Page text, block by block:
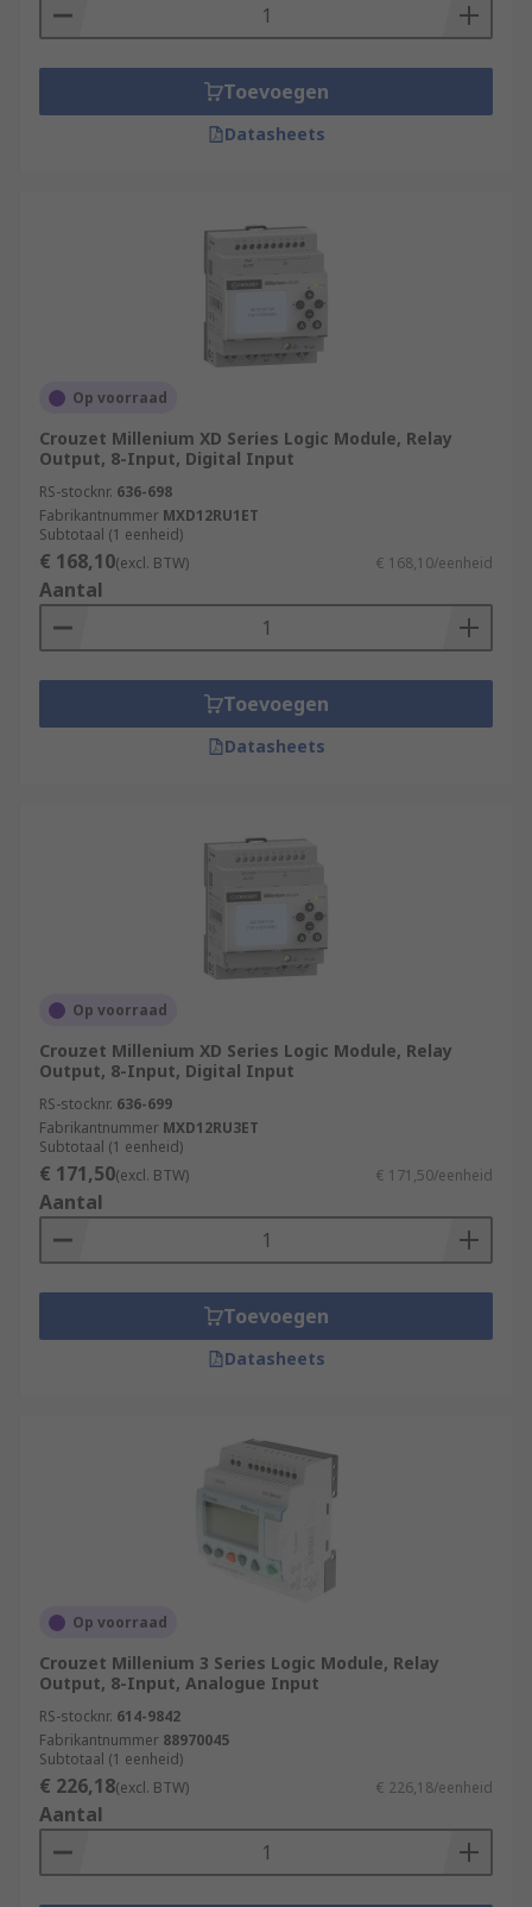
Toevoegen
Datasheets
Op voorraad
Crouzet Millenium XD Series Logic Module, Relay
Output, 8-Input, Digital Input
RS-stocknr. 636-698
Fabrikantnummer MXD12RU1ET
Subtotaal (1 eenheid)
€ 168,10(excl. BTW) € 168,10/eenheid
Aantal
Toevoegen
Datasheets
Op voorraad
Crouzet Millenium XD Series Logic Module, Relay
Output, 8-Input, Digital Input
RS-stocknr. 636-699
Fabrikantnummer MXD12RU3ET
Subtotaal (1 eenheid)
€ 171,50(excl. BTW) € 171,50/eenheid
Aantal
Toevoegen
Datasheets
Op voorraad
Crouzet Millenium 3 Series Logic Module, Relay
Output, 8-Input, Analogue Input
RS-stocknr. 614-9842
Fabrikantnummer 88970045
Subtotaal (1 eenheid)
€ 226,18(excl. BTW) € 226,18/eenheid
Aantal